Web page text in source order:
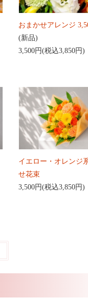
おまかせアレンジ
(新品)
3,500円(税込3,850円)
イエロー・オレンジ
せ花束
3,500円(税込3,850円)